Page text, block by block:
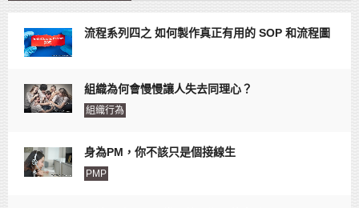
流程系列四之 如何製作真正有用的 SOP 和流程圖
組織為何會慢慢讓人失去同理心？
組織行為
身為PM，你不該只是個接線生
PMP